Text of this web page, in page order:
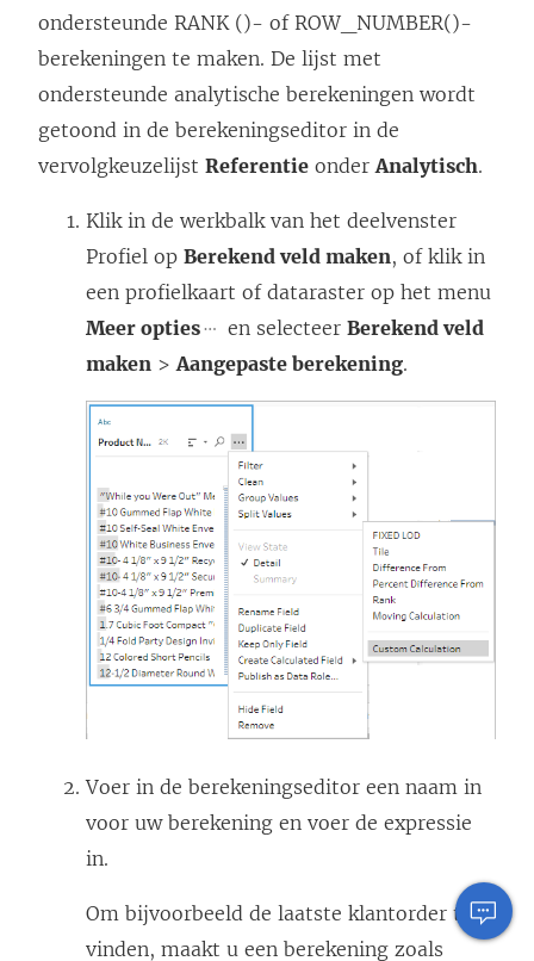
ondersteunde RANK ()- of ROW_NUMBER()-
berekeningen te maken. De lijst met
ondersteunde analytische berekeningen wordt
getoond in de berekeningseditor in de
vervolgkeuzelijst Referentie onder Analytisch.
Klik in de werkbalk van het deelvenster
Profiel op Berekend veld maken, of klik in
een profielkaart of dataraster op het menu
Meer opties
en selecteer Berekend veld
maken > Aangepaste berekening.
Voer in de berekeningseditor een naam in
voor uw berekening en voer de expressie
in.
Om bijvoorbeeld de laatste klantorder te
vinden, maakt u een berekening zoals